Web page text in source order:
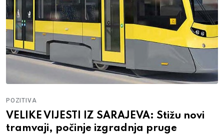
POZITIVA
VELIKE VIJESTI IZ SARAJEVA: Stižu novi
tramvaji, počinje izgradnja pruge